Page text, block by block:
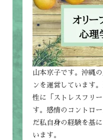
山本京子です。沖縄
ンを運営しています
性に「ストレスフリ
す。感情のコントロ
だ私自身の経験を基
います。